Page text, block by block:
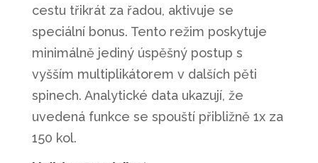
cestu třikrát za řadou, aktivuje se
speciální bonus. Tento režim poskytuje
minimálně jediný úspěšný postup s
vyšším multiplikátorem v dalších pěti
spinech. Analytické data ukazují, že
uvedená funkce se spouští přibližně 1x za
150 kol.